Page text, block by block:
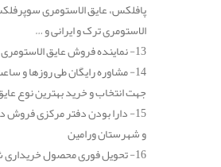
پافلکس، عایق الاستومری
الاستومری ترک و ایرانی و …
13- نماینده فروش عایق الاستومری سانا در کشور
14- مشاوره رایگان طی روزها و
جهت انتخاب و خرید بهترین نوع
15- دارا بودن دفتر مرکزی فروش
و شهرستان ورامین
16- تحویل فوری محصول خریداری شده